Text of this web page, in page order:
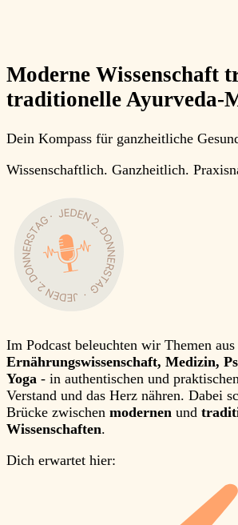
Moderne Wissenschaft
traditionelle Ayurveda-
Dein Kompass für ganzheitliche
Wissenschaftlich. Ganzheitlich.
Im Podcast beleuchten wir Themen aus
Ernährungswissenschaft, Medizin,
Yoga - in authentischen und
Verstand und das Herz nähren. Dabei
Brücke zwischen modernen und
Wissenschaften.
Dich erwartet hier: